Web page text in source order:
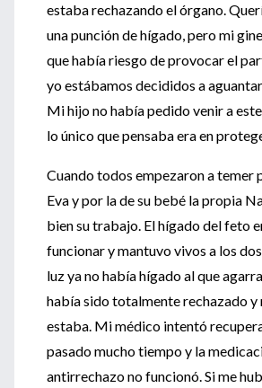
estaba rechazando el órgano.
una punción de hígado, pero mi
que había riesgo de provocar el
yo estábamos decididos a
Mi hijo no había pedido venir a
lo único que pensaba era en
Cuando todos empezaron a temer
Eva y por la de su bebé la propia
bien su trabajo. El hígado del feto
funcionar y mantuvo vivos a los
luz ya no había hígado al que
había sido totalmente rechazado y
estaba. Mi médico intentó
pasado mucho tiempo y la
antirrechazo no funcionó. Si me